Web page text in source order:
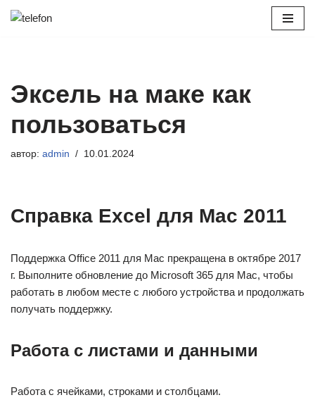
Эксель на маке как
пользоваться
автор: admin 10.01.2024
Справка Excel для Mac 2011
Поддержка Office 2011 для Mac прекращена в октябре 2017
г. Выполните обновление до Microsoft 365 для Mac, чтобы
работать в любом месте с любого устройства и продолжать
получать поддержку.
Работа с листами и данными
Работа с ячейками, строками и столбцами.